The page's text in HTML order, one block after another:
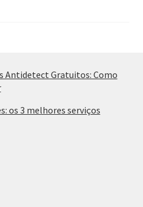
Antidetect Gratuitos: Como
os 3 melhores serviços